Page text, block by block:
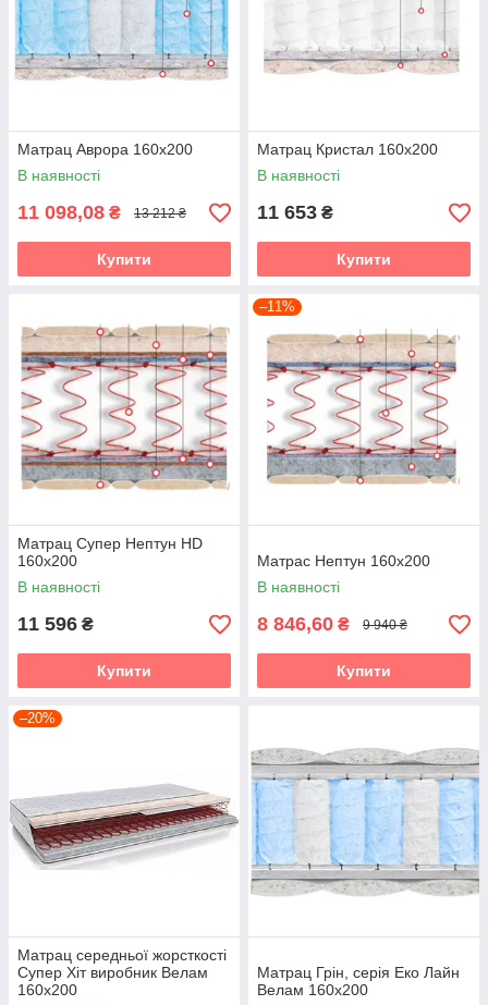
Матрац Аврора 160х200
В наявності
11 098,08 ₴ 13 212 ₴
Купити
Матрац Кристал 160х200
В наявності
11 653 ₴
Купити
Матрац Супер Нептун HD
160х200
В наявності
11 596 ₴
Купити
–11%
Матрас Нептун 160х200
В наявності
8 846,60 ₴ 9 940 ₴
Купити
–20%
Матрац середньої жорсткості
Супер Хіт виробник Велам
160х200
Матрац Грін, серія Еко Лайн
Велам 160х200